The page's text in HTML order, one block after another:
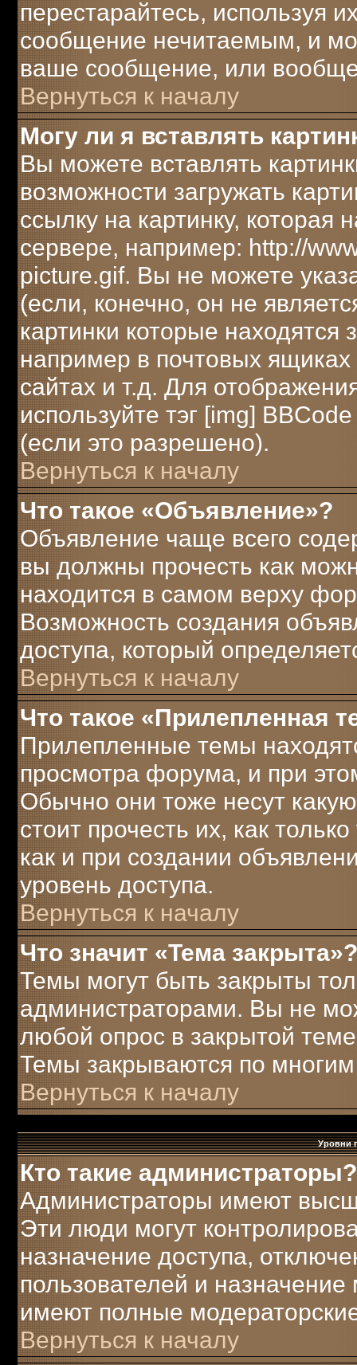
перестарайтесь, используя
сообщение нечитаемым, и
ваше сообщение, или вообще
Вернуться к началу
Могу ли я вставлять
Вы можете вставлять
возможности загружать
ссылку на картинку,
сервере, например: http://
picture.gif. Вы не можете
(если, конечно, он не
картинки которые
например в почтовых
сайтах и т.д. Для
используйте тэг [img]
(если это разрешено).
Вернуться к началу
Что такое «Объявление»?
Объявление чаще всего
вы должны прочесть как
находится в самом верху
Возможность создания
доступа, который
Вернуться к началу
Что такое «Прилепленная
Прилепленные темы
просмотра форума, и при
Обычно они тоже несут
стоит прочесть их, как
как и при создании
уровень доступа.
Вернуться к началу
Что значит «Тема закрыта»?
Темы могут быть закрыты
администраторами. Вы не
любой опрос в закрытой
Темы закрываются по
Вернуться к началу
Уровни
Кто такие администраторы?
Администраторы имеют
Эти люди могут
назначение доступа,
пользователей и
имеют полные
Вернуться к началу